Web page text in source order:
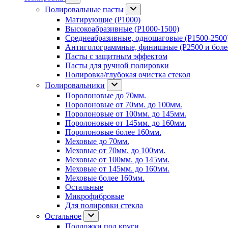
Полировальные пасты
Матирующие (P1000)
Высокоабразивные (P1000-1500)
Среднеабразивные, одношаговые (P1500-
Антиголограммные, финишные (P2500 и
Пасты с защитным эффектом
Пасты для ручной полировки
Полировка/глубокая очистка стекол
Полировальники
Поролоновые до 70мм.
Поролоновые от 70мм. до 100мм.
Поролоновые от 100мм. до 145мм.
Поролоновые от 145мм. до 160мм.
Поролоновые более 160мм.
Меховые до 70мм.
Меховые от 70мм. до 100мм.
Меховые от 100мм. до 145мм.
Меховые от 145мм. до 160мм.
Меховые более 160мм.
Остальные
Микрофибровые
Для полировки стекла
Остальное